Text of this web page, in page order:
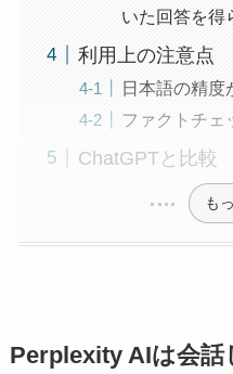
いた回答を得
利用上の注意点
日本語の精度
ファクトチェ
ChatGPTと比較
も
Perplexity AIは会話